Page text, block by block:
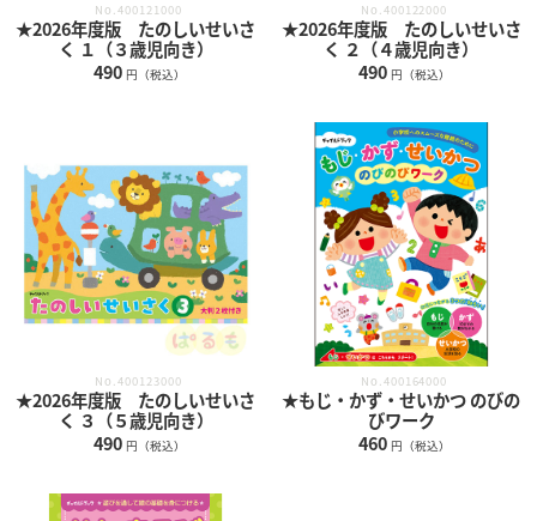
No.400121000
★2026年度版 たのしいせいさ
く １（３歳児向き）
490 円（税込）
No.400122000
★2026年度版 たのしいせいさ
く ２（４歳児向き）
490 円（税込）
No.400123000
★2026年度版 たのしいせいさ
く ３（５歳児向き）
490 円（税込）
No.400164000
★もじ・かず・せいかつ のびの
びワーク
460 円（税込）